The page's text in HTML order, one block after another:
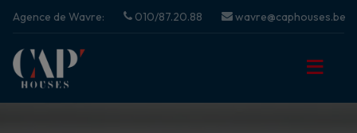
Agence de Wavre: 010/87.20.88 wavre@caphouses.be